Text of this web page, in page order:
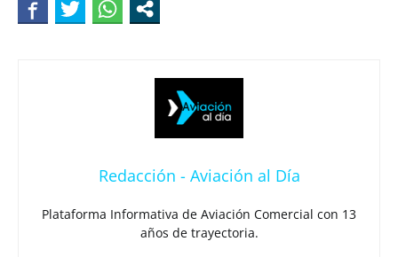
Redacción - Aviación al Día
Plataforma Informativa de Aviación Comercial con 13
años de trayectoria.